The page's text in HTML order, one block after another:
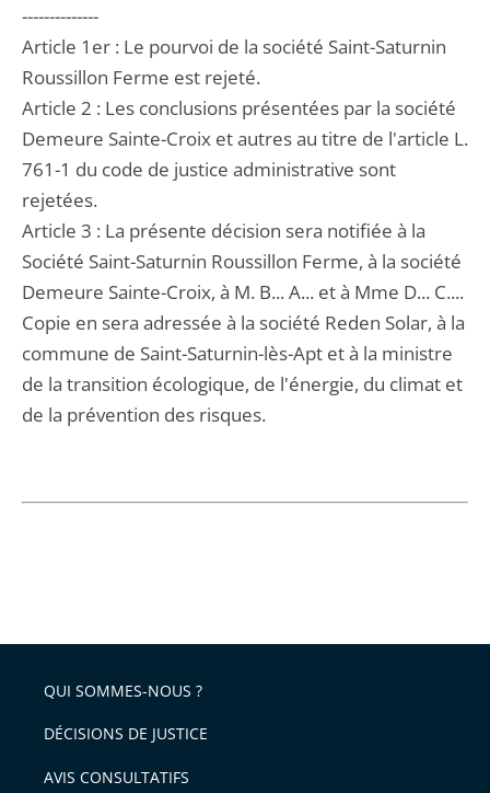
--------------
Article 1er : Le pourvoi de la société Saint-Saturnin
Roussillon Ferme est rejeté.
Article 2 : Les conclusions présentées par la société
Demeure Sainte-Croix et autres au titre de l'article L.
761-1 du code de justice administrative sont
rejetées.
Article 3 : La présente décision sera notifiée à la
Société Saint-Saturnin Roussillon Ferme, à la société
Demeure Sainte-Croix, à M. B... A... et à Mme D... C....
Copie en sera adressée à la société Reden Solar, à la
commune de Saint-Saturnin-lès-Apt et à la ministre
de la transition écologique, de l'énergie, du climat et
de la prévention des risques.
QUI SOMMES-NOUS ?
DÉCISIONS DE JUSTICE
AVIS CONSULTATIFS